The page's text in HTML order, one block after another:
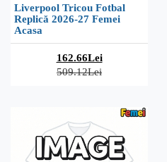
Liverpool Tricou Fotbal
Replică 2026-27 Femei
Acasa
162.66Lei
509.12Lei